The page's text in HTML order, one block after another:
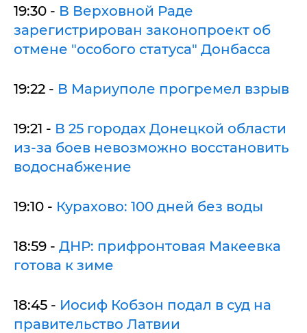
19:30 - В Верховной Раде
зарегистрирован законопроект об
отмене "особого статуса" Донбасса
19:22 - В Мариуполе прогремел взрыв
19:21 - В 25 городах Донецкой области
из-за боев невозможно восстановить
водоснабжение
19:10 - Курахово: 100 дней без воды
18:59 - ДНР: прифронтовая Макеевка
готова к зиме
18:45 - Иосиф Кобзон подал в суд на
правительство Латвии